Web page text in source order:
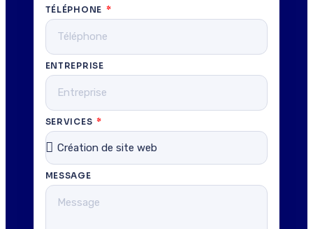
TÉLÉPHONE
ENTREPRISE
SERVICES
MESSAGE